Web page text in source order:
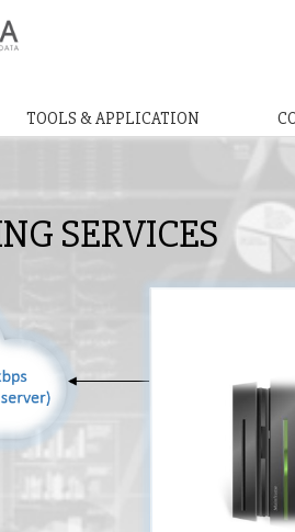
TOOLS & APPLICATION
SERVICES